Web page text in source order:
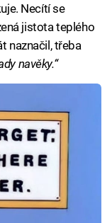
Necítí se
jistota teplého
naznačil, třeba
navěky.“